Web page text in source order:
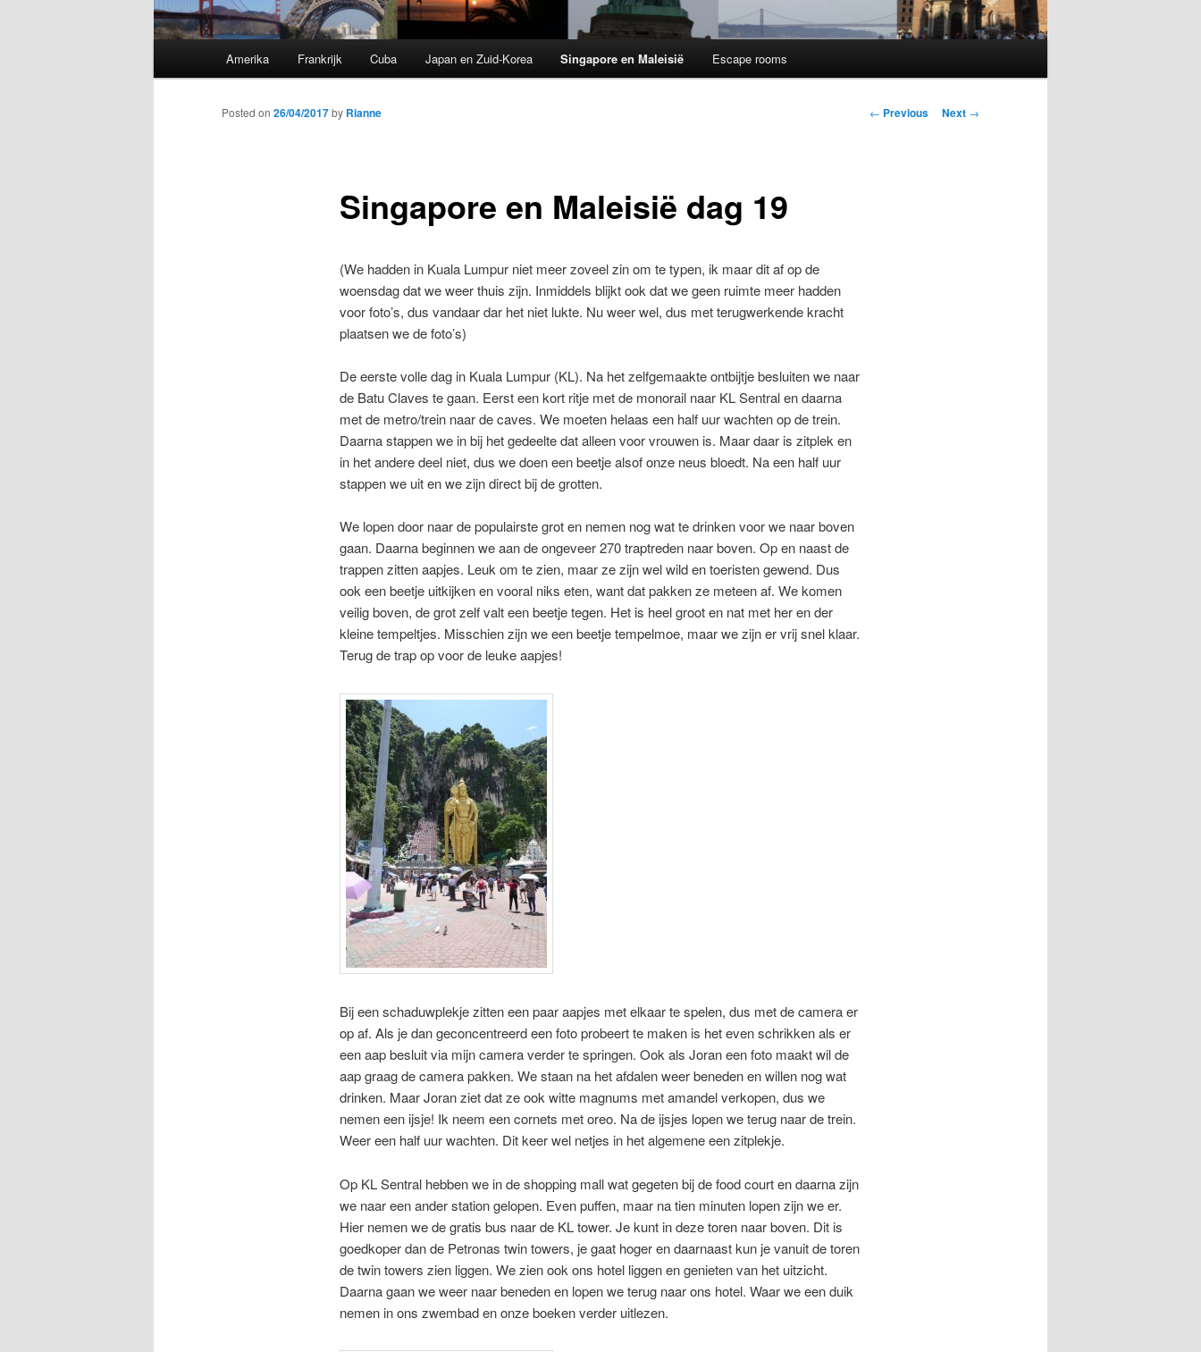
Skip
to
Amerika Frankrijk Cuba Japan en Zuid-Korea Singapore en Maleisië Escape rooms
Post
← Previous Next →
Singapore en Maleisië dag 19
Posted on 26/04/2017by Rianne
(We hadden in Kuala Lumpur niet meer zoveel zin om te typen, ik maar dit af op de
woensdag dat we weer thuis zijn. Inmiddels blijkt ook dat we geen ruimte meer hadden
voor foto’s, dus vandaar dar het niet lukte. Nu weer wel, dus met terugwerkende kracht
plaatsen we de foto’s)
De eerste volle dag in Kuala Lumpur (KL). Na het zelfgemaakte ontbijtje besluiten we naar
de Batu Claves te gaan. Eerst een kort ritje met de monorail naar KL Sentral en daarna
met de metro/trein naar de caves. We moeten helaas een half uur wachten op de trein.
Daarna stappen we in bij het gedeelte dat alleen voor vrouwen is. Maar daar is zitplek en
in het andere deel niet, dus we doen een beetje alsof onze neus bloedt. Na een half uur
stappen we uit en we zijn direct bij de grotten.
We lopen door naar de populairste grot en nemen nog wat te drinken voor we naar boven
gaan. Daarna beginnen we aan de ongeveer 270 traptreden naar boven. Op en naast de
trappen zitten aapjes. Leuk om te zien, maar ze zijn wel wild en toeristen gewend. Dus
ook een beetje uitkijken en vooral niks eten, want dat pakken ze meteen af. We komen
veilig boven, de grot zelf valt een beetje tegen. Het is heel groot en nat met her en der
kleine tempeltjes. Misschien zijn we een beetje tempelmoe, maar we zijn er vrij snel klaar.
Terug de trap op voor de leuke aapjes!
Bij een schaduwplekje zitten een paar aapjes met elkaar te spelen, dus met de camera er
op af. Als je dan geconcentreerd een foto probeert te maken is het even schrikken als er
een aap besluit via mijn camera verder te springen. Ook als Joran een foto maakt wil de
aap graag de camera pakken. We staan na het afdalen weer beneden en willen nog wat
drinken. Maar Joran ziet dat ze ook witte magnums met amandel verkopen, dus we
nemen een ijsje! Ik neem een cornets met oreo. Na de ijsjes lopen we terug naar de trein.
Weer een half uur wachten. Dit keer wel netjes in het algemene een zitplekje.
Op KL Sentral hebben we in de shopping mall wat gegeten bij de food court en daarna zijn
we naar een ander station gelopen. Even puffen, maar na tien minuten lopen zijn we er.
Hier nemen we de gratis bus naar de KL tower. Je kunt in deze toren naar boven. Dit is
goedkoper dan de Petronas twin towers, je gaat hoger en daarnaast kun je vanuit de toren
de twin towers zien liggen. We zien ook ons hotel liggen en genieten van het uitzicht.
Daarna gaan we weer naar beneden en lopen we terug naar ons hotel. Waar we een duik
nemen in ons zwembad en onze boeken verder uitlezen.